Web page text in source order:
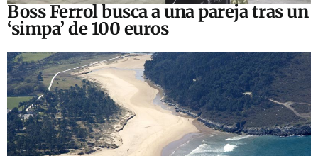
Boss Ferrol busca a una pareja tras un
‘simpa’ de 100 euros